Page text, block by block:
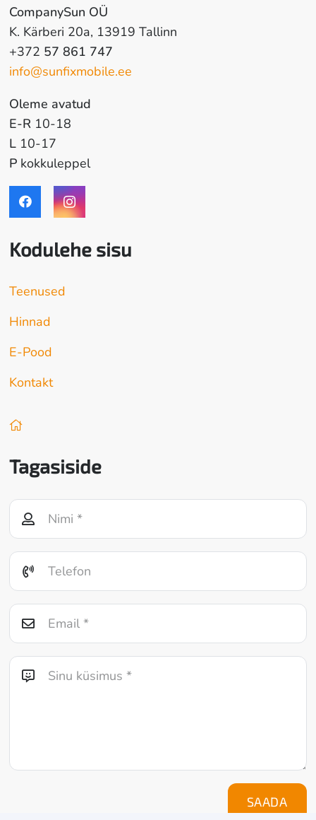
CompanySun OÜ
K. Kärberi 20a, 13919 Tallinn
+372 57 861 747
info@sunfixmobile.ee
Oleme avatud
E-R 10-18
L 10-17
P kokkuleppel
Kodulehe sisu
Teenused
Hinnad
E-Pood
Kontakt
Tagasiside
SAADA